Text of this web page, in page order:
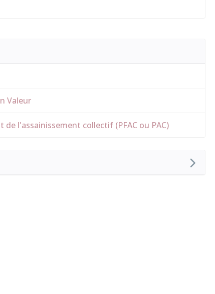
Valeur
l'assainissement collectif (PFAC ou PAC)